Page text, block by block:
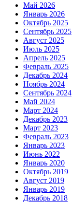
Май 2026
Январь 2026
Октябрь 2025
Сентябрь 2025
Август 2025
Июль 2025
Апрель 2025
Февраль 2025
Декабрь 2024
Ноябрь 2024
Сентябрь 2024
Май 2024
Март 2024
Декабрь 2023
Март 2023
Февраль 2023
Январь 2023
Июнь 2022
Январь 2020
Октябрь 2019
Август 2019
Январь 2019
Декабрь 2018